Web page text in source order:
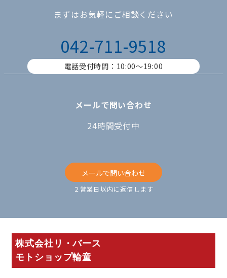
まずはお気軽にご相談ください
042-711-9518
電話受付時間：10:00〜19:00
メールで問い合わせ
24時間受付中
メールで問い合わせ
２営業日以内に返信します
株式会社リ・バース
モトショップ輪童